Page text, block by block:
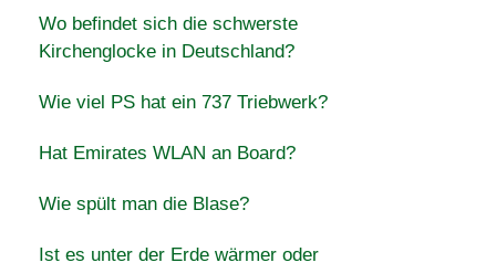
Wo befindet sich die schwerste
Kirchenglocke in Deutschland?
Wie viel PS hat ein 737 Triebwerk?
Hat Emirates WLAN an Board?
Wie spült man die Blase?
Ist es unter der Erde wärmer oder